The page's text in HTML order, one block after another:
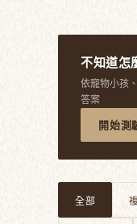
不知道怎
依寵物小孩
答案
開始測
全部